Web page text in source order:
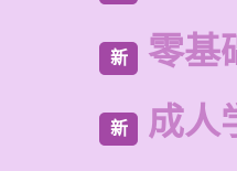
新 零基
新 成人